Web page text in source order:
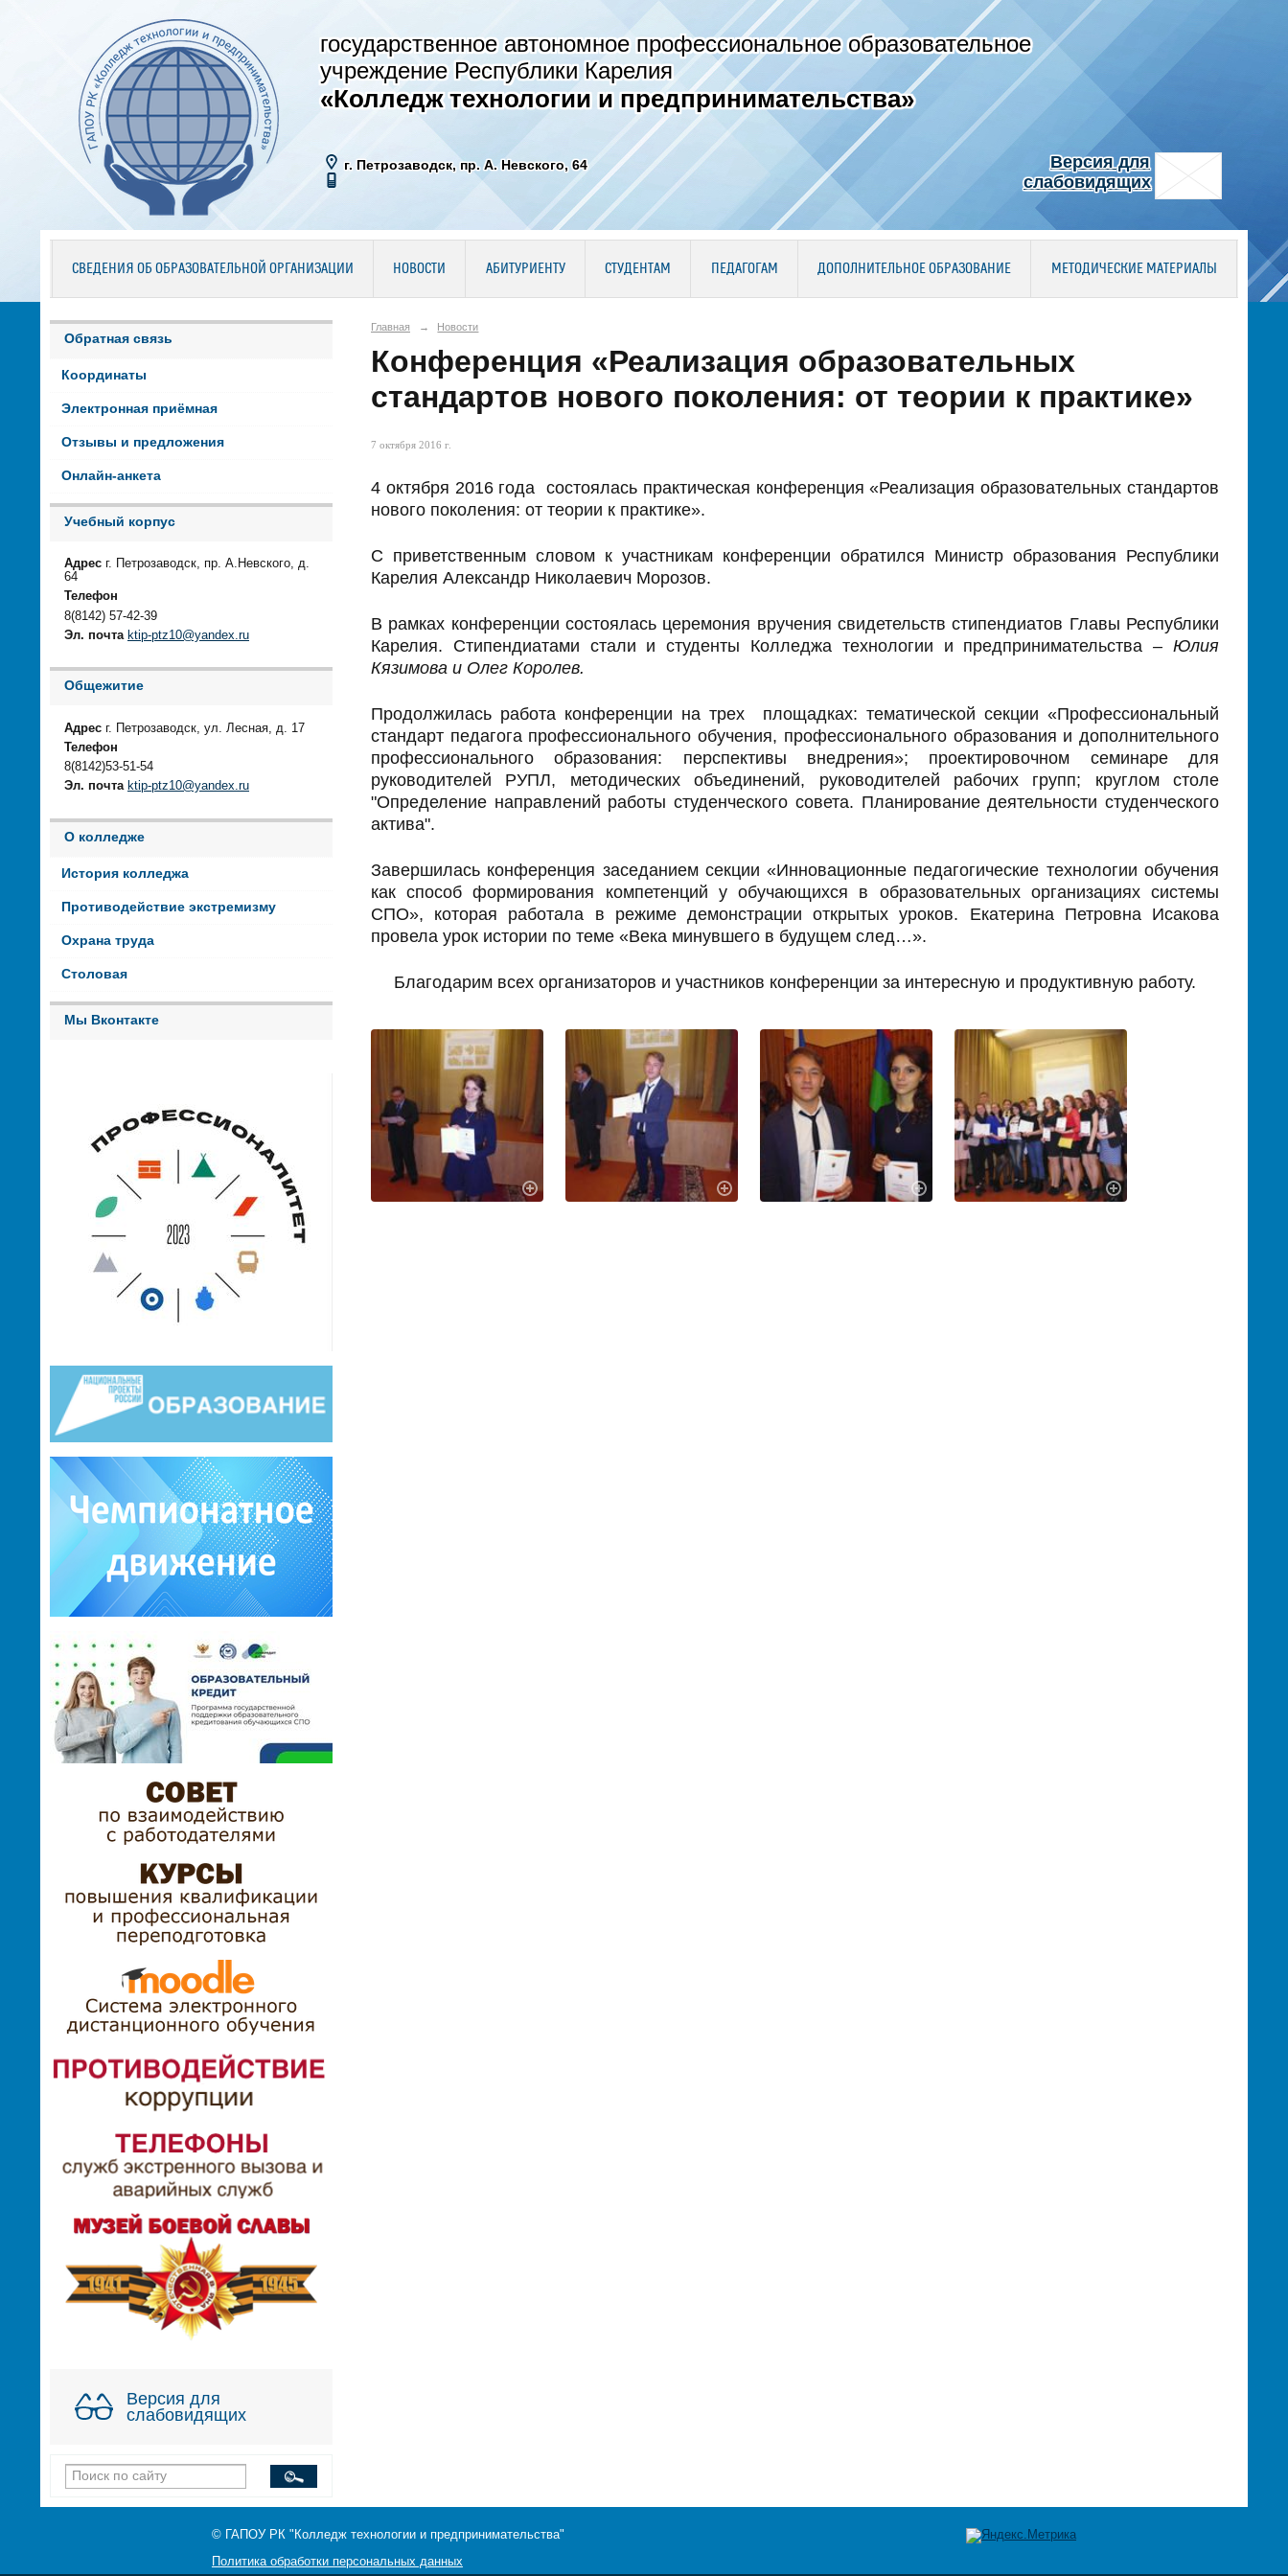
государственное автономное профессиональное образовательное
учреждение Республики Карелия
«Колледж технологии и предпринимательства»
г. Петрозаводск, пр. А. Невского, 64
Версия для
слабовидящих
СВЕДЕНИЯ ОБ ОБРАЗОВАТЕЛЬНОЙ ОРГАНИЗАЦИИ НОВОСТИ АБИТУРИЕНТУ СТУДЕНТАМ ПЕДАГОГАМ ДОПОЛНИТЕЛЬНОЕ ОБРАЗОВАНИЕ МЕТОДИЧЕСКИЕ МАТЕРИАЛЫ
Обратная связь
Координаты
Электронная приёмная
Отзывы и предложения
Онлайн-анкета
Учебный корпус
Адрес г. Петрозаводск, пр. А.Невского, д.
64
Телефон
8(8142) 57-42-39
Эл. почта ktip-ptz10@yandex.ru
Общежитие
Адрес г. Петрозаводск, ул. Лесная, д. 17
Телефон
8(8142)53-51-54
Эл. почта ktip-ptz10@yandex.ru
О колледже
История колледжа
Противодействие экстремизму
Охрана труда
Столовая
Мы Вконтакте
Версия для
слабовидящих
Главная → Новости
Конференция «Реализация образовательных
стандартов нового поколения: от теории к практике»
7 октября 2016 г.
4 октября 2016 года состоялась практическая конференция «Реализация образовательных стандартов
нового поколения: от теории к практике».
С приветственным словом к участникам конференции обратился Министр образования Республики
Карелия Александр Николаевич Морозов.
В рамках конференции состоялась церемония вручения свидетельств стипендиатов Главы Республики
Карелия. Стипендиатами стали и студенты Колледжа технологии и предпринимательства– Юлия
Кязимова и Олег Королев.
Продолжилась работа конференции на трех площадках: тематической секции «Профессиональный
стандарт педагога профессионального обучения, профессионального образования и дополнительного
профессионального образования: перспективы внедрения»; проектировочном семинаре для
руководителей РУПЛ, методических объединений, руководителей рабочих групп; круглом столе
"Определение направлений работы студенческого совета. Планирование деятельности студенческого
актива".
Завершилась конференция заседанием секции «Инновационные педагогические технологии обучения
как способ формирования компетенций у обучающихся в образовательных организациях системы
СПО», которая работала в режиме демонстрации открытых уроков. Екатерина Петровна Исакова
провела урок истории по теме «Века минувшего в будущем след…».
Благодарим всех организаторов и участников конференции за интересную и продуктивную работу.
© ГАПОУ РК "Колледж технологии и предпринимательства"
Политика обработки персональных данных